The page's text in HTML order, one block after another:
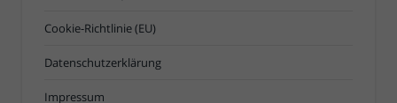
Cookie-Richtlinie (EU)
Datenschutzerklärung
Impressum